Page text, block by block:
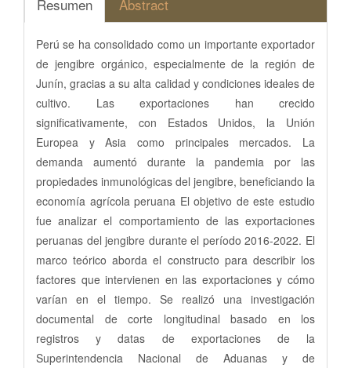
Resumen Abstract
Perú se ha consolidado como un importante exportador
de jengibre orgánico, especialmente de la región de
Junín, gracias a su alta calidad y condiciones ideales de
cultivo. Las exportaciones han crecido
significativamente, con Estados Unidos, la Unión
Europea y Asia como principales mercados. La
demanda aumentó durante la pandemia por las
propiedades inmunológicas del jengibre, beneficiando la
economía agrícola peruana El objetivo de este estudio
fue analizar el comportamiento de las exportaciones
peruanas del jengibre durante el período 2016-2022. El
marco teórico aborda el constructo para describir los
factores que intervienen en las exportaciones y cómo
varían en el tiempo. Se realizó una investigación
documental de corte longitudinal basado en los
registros y datas de exportaciones de la
Superintendencia Nacional de Aduanas y de